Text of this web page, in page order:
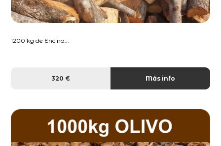
1200 kg de Encina...
320 € Más info